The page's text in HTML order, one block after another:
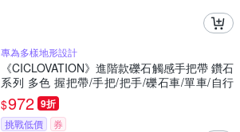
專為多樣地形設計
《CICLOVATION》進階款礫石觸感手把帶 鑽石
系列 多色 握把帶/手把/把手/礫石車/單車/自行
車
$972 9折
挑戰低價 券